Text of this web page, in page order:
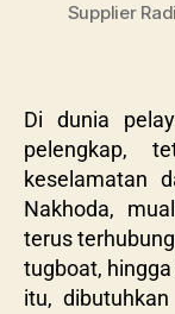
Supplier
Di dunia
pelengkap,
keselamatan
Nakhoda,
terus
tugboat,
itu,